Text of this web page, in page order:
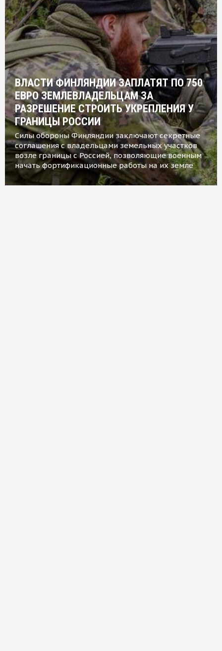
ВЛАСТИ ФИНЛЯНДИИ ЗАПЛАТЯТ ПО 750
ЕВРО ЗЕМЛЕВЛАДЕЛЬЦАМ ЗА
РАЗРЕШЕНИЕ СТРОИТЬ УКРЕПЛЕНИЯ У
ГРАНИЦЫ РОССИИ
Силы обороны Финляндии заключают секретные
соглашения с владельцами земельных участков
возле границы с Россией, позволяющие военным
начать фортификационные работы на их земле